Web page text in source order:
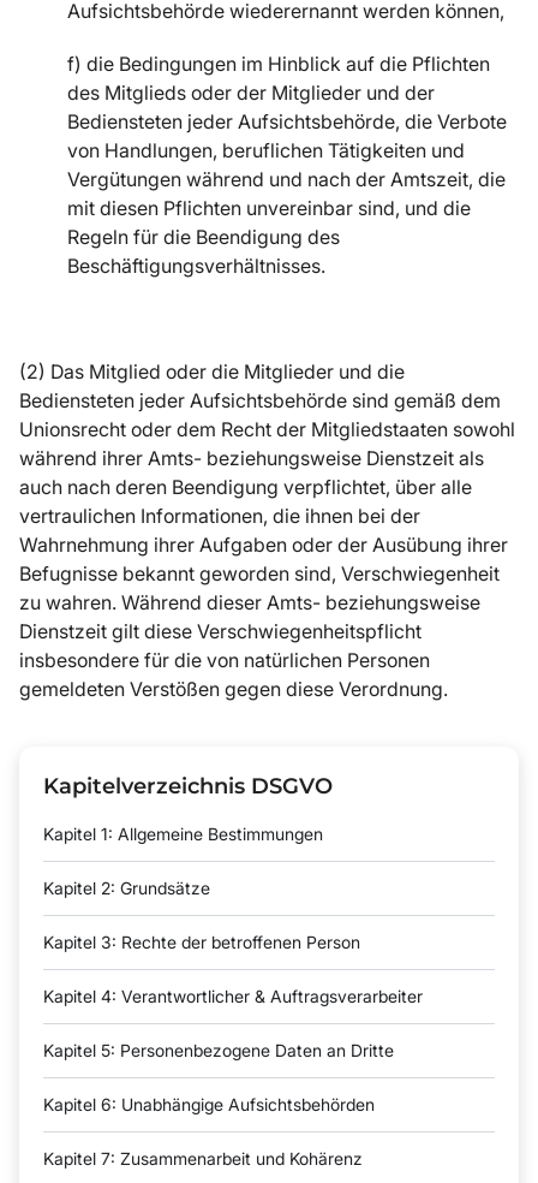
Aufsichtsbehörde wiederernannt werden können,
f) die Bedingungen im Hinblick auf die Pflichten
des Mitglieds oder der Mitglieder und der
Bediensteten jeder Aufsichtsbehörde, die Verbote
von Handlungen, beruflichen Tätigkeiten und
Vergütungen während und nach der Amtszeit, die
mit diesen Pflichten unvereinbar sind, und die
Regeln für die Beendigung des
Beschäftigungsverhältnisses.
(2) Das Mitglied oder die Mitglieder und die
Bediensteten jeder Aufsichtsbehörde sind gemäß dem
Unionsrecht oder dem Recht der Mitgliedstaaten sowohl
während ihrer Amts- beziehungsweise Dienstzeit als
auch nach deren Beendigung verpflichtet, über alle
vertraulichen Informationen, die ihnen bei der
Wahrnehmung ihrer Aufgaben oder der Ausübung ihrer
Befugnisse bekannt geworden sind, Verschwiegenheit
zu wahren. Während dieser Amts- beziehungsweise
Dienstzeit gilt diese Verschwiegenheitspflicht
insbesondere für die von natürlichen Personen
gemeldeten Verstößen gegen diese Verordnung.
Kapitelverzeichnis DSGVO
Kapitel 1: Allgemeine Bestimmungen
Kapitel 2: Grundsätze
Kapitel 3: Rechte der betroffenen Person
Kapitel 4: Verantwortlicher & Auftragsverarbeiter
Kapitel 5: Personenbezogene Daten an Dritte
Kapitel 6: Unabhängige Aufsichtsbehörden
Kapitel 7: Zusammenarbeit und Kohärenz